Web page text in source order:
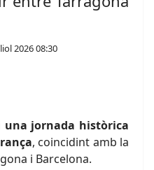
2026 08:30
una jornada històrica
, coincidint amb la
i Barcelona.